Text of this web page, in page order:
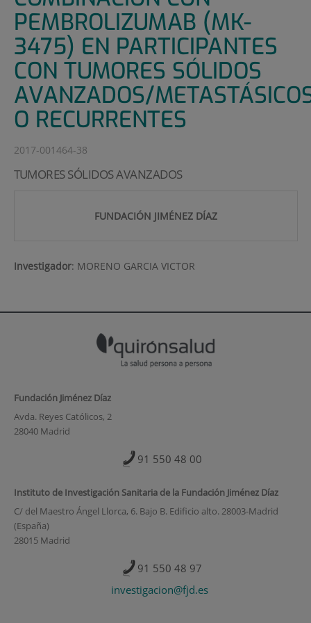
PEMBROLIZUMAB (MK-
3475) EN PARTICIPANTES
CON TUMORES SÓLIDOS
AVANZADOS/
O RECURRENTES
2017-001464-38
TUMORES SÓLIDOS AVANZADOS
FUNDACIÓN JIMÉNEZ DÍAZ
Investigador: MORENO GARCIA VICTOR
Fundación Jiménez Díaz
Avda. Reyes Católicos, 2
28040 Madrid
91 550 48 00
Instituto de Investigación Sanitaria de la Fundación Jiménez Díaz
C/ del Maestro Ángel Llorca, 6. Bajo B. Edificio alto. 28003-Madrid
(España)
28015 Madrid
91 550 48 97
investigacion@fjd.es